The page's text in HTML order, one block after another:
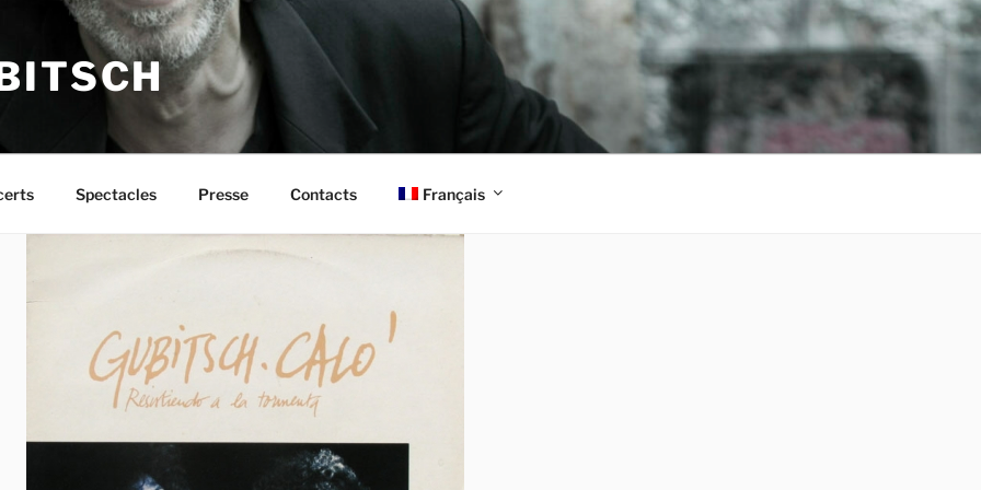
Spectacles Presse Contacts Français